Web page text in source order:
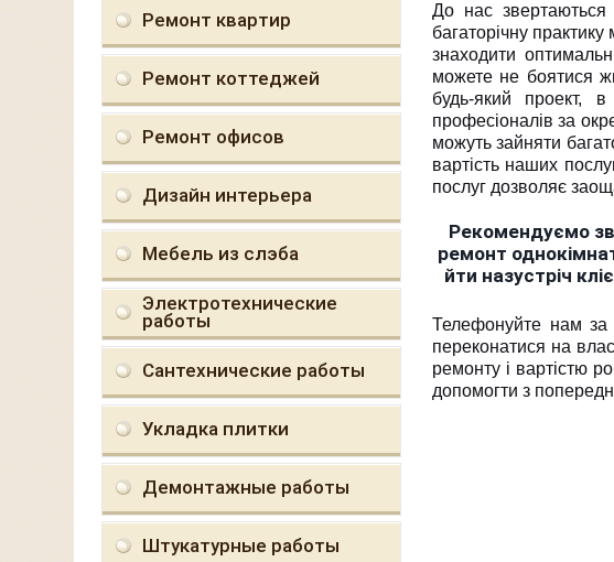
Ремонт квартир
Ремонт коттеджей
Ремонт офисов
Дизайн интерьера
Мебель из слэба
Электротехнические
работы
Сантехнические работы
Укладка плитки
Демонтажные работы
Штукатурные работы
До нас звертаються
багаторічну
знаходити
можете не боятися
будь-який проект,
професіоналів за
можуть зайняти
вартість наших
послуг дозволяє
Рекомендуємо
ремонт
йти назустріч
Телефонуйте нам за
переконатися на
ремонту і вартістю
допомогти з